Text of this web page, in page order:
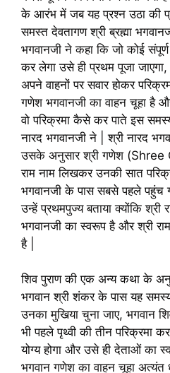
के आरंभ में जब यह प्रश्न उठा की
समस्त देवतागण श्री ब्रह्मा
भगवानजी ने कहा कि जो कोई
कर लेगा उसे ही प्रथम पूजा
अपने वाहनों पर सवार होकर
गणेश भगवानजी का वाहन चूहा है
वो परिक्रमा कैसे कर पाते इस
नारद भगवानजी ने | श्री नारद
उसके अनुसार श्री गणेश (Shree
राम नाम लिखकर उनकी सात
भगवानजी के पास सबसे पहले पहुंच
उन्हें प्रथमपुज्य बताया क्योंकि श्री
भगवानजी का स्वरूप है और श्री राम
है |
शिव पुराण की एक अन्य कथा के
भगवान श्री शंकर के पास यह
उनका मुखिया चुना जाए, भगवान
भी पहले पृथ्वी की तीन परिक्रमा
योग्य होगा और उसे ही देताओं का
भगवान गणेश का वाहन चूहा अत्यंत